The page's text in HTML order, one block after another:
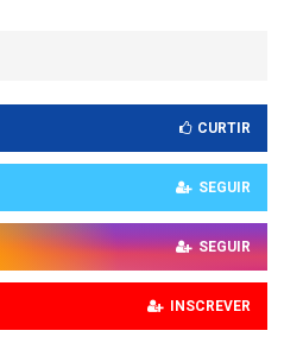
CURTIR
SEGUIR
SEGUIR
INSCREVER